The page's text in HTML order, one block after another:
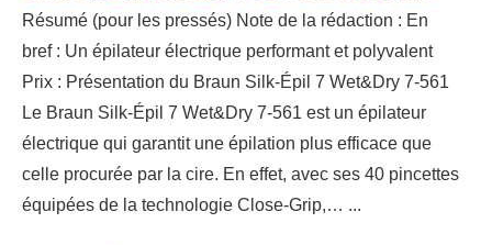
Résumé (pour les pressés) Note de la rédaction : En
bref : Un épilateur électrique performant et polyvalent
Prix : Présentation du Braun Silk-Épil 7 Wet&Dry 7-561
Le Braun Silk-Épil 7 Wet&Dry 7-561 est un épilateur
électrique qui garantit une épilation plus efficace que
celle procurée par la cire. En effet, avec ses 40 pincettes
équipées de la technologie Close-Grip,… ...